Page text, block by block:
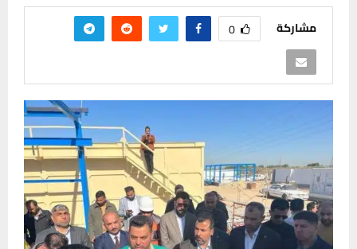
مشاركة 0